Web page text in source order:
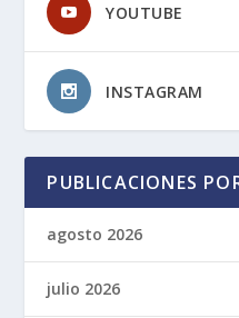
YOUTUBE
INSTAGRAM
PUBLICACIONES
agosto 2026
julio 2026